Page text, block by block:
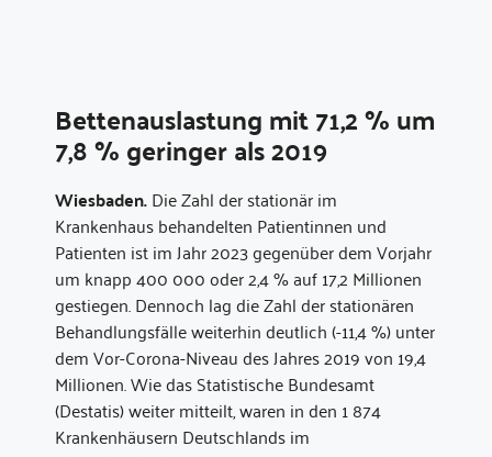
Bettenauslastung mit 71,2 % um
7,8 % geringer als 2019
Wiesbaden.Die Zahl der stationär im
Krankenhaus behandelten Patientinnen und
Patienten ist im Jahr 2023 gegenüber dem Vorjahr
um knapp 400 000 oder 2,4 % auf 17,2 Millionen
gestiegen. Dennoch lag die Zahl der stationären
Behandlungsfälle weiterhin deutlich (-11,4 %) unter
dem Vor-Corona-Niveau des Jahres 2019 von 19,4
Millionen. Wie das Statistische Bundesamt
(Destatis) weiter mitteilt, waren in den 1 874
Krankenhäusern Deutschlands im